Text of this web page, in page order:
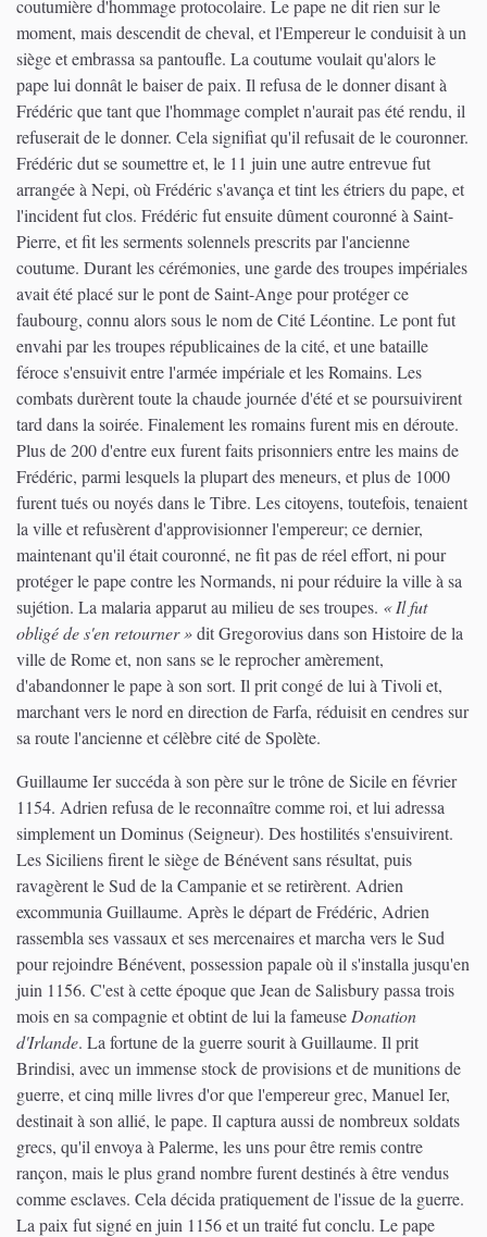
coutumière d'hommage protocolaire. Le pape ne dit rien sur le
moment, mais descendit de cheval, et l'Empereur le conduisit à un
siège et embrassa sa pantoufle. La coutume voulait qu'alors le
pape lui donnât le baiser de paix. Il refusa de le donner disant à
Frédéric que tant que l'hommage complet n'aurait pas été rendu, il
refuserait de le donner. Cela signifiat qu'il refusait de le couronner.
Frédéric dut se soumettre et, le 11 juin une autre entrevue fut
arrangée à Nepi, où Frédéric s'avança et tint les étriers du pape, et
l'incident fut clos. Frédéric fut ensuite dûment couronné à Saint-
Pierre, et fit les serments solennels prescrits par l'ancienne
coutume. Durant les cérémonies, une garde des troupes impériales
avait été placé sur le pont de Saint-Ange pour protéger ce
faubourg, connu alors sous le nom de Cité Léontine. Le pont fut
envahi par les troupes républicaines de la cité, et une bataille
féroce s'ensuivit entre l'armée impériale et les Romains. Les
combats durèrent toute la chaude journée d'été et se poursuivirent
tard dans la soirée. Finalement les romains furent mis en déroute.
Plus de 200 d'entre eux furent faits prisonniers entre les mains de
Frédéric, parmi lesquels la plupart des meneurs, et plus de 1000
furent tués ou noyés dans le Tibre. Les citoyens, toutefois, tenaient
la ville et refusèrent d'approvisionner l'empereur; ce dernier,
maintenant qu'il était couronné, ne fit pas de réel effort, ni pour
protéger le pape contre les Normands, ni pour réduire la ville à sa
sujétion. La malaria apparut au milieu de ses troupes. « Il fut
obligé de s'en retourner »dit Gregorovius dans son Histoire de la
ville de Rome et, non sans se le reprocher amèrement,
d'abandonner le pape à son sort. Il prit congé de lui à Tivoli et,
marchant vers le nord en direction de Farfa, réduisit en cendres sur
sa route l'ancienne et célèbre cité de Spolète.
Guillaume Ier succéda à son père sur le trône de Sicile en février
1154. Adrien refusa de le reconnaître comme roi, et lui adressa
simplement un Dominus (Seigneur). Des hostilités s'ensuivirent.
Les Siciliens firent le siège de Bénévent sans résultat, puis
ravagèrent le Sud de la Campanie et se retirèrent. Adrien
excommunia Guillaume. Après le départ de Frédéric, Adrien
rassembla ses vassaux et ses mercenaires et marcha vers le Sud
pour rejoindre Bénévent, possession papale où il s'installa jusqu'en
juin 1156. C'est à cette époque que Jean de Salisbury passa trois
mois en sa compagnie et obtint de lui la fameuse Donation
d'Irlande. La fortune de la guerre sourit à Guillaume. Il prit
Brindisi, avec un immense stock de provisions et de munitions de
guerre, et cinq mille livres d'or que l'empereur grec, Manuel Ier,
destinait à son allié, le pape. Il captura aussi de nombreux soldats
grecs, qu'il envoya à Palerme, les uns pour être remis contre
rançon, mais le plus grand nombre furent destinés à être vendus
comme esclaves. Cela décida pratiquement de l'issue de la guerre.
La paix fut signé en juin 1156 et un traité fut conclu. Le pape